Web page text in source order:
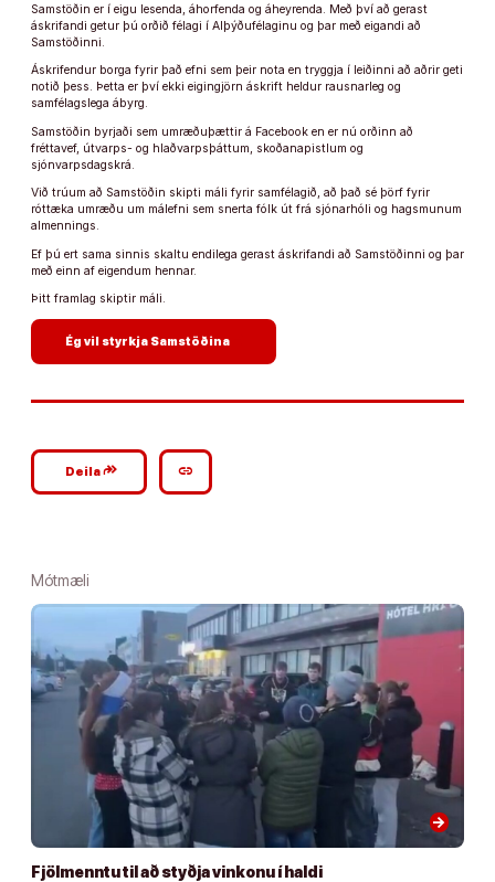
Samstöðin er í eigu lesenda, áhorfenda og áheyrenda. Með því að gerast
áskrifandi getur þú orðið félagi í Alþýðufélaginu og þar með eigandi að
Samstöðinni.
Áskrifendur borga fyrir það efni sem þeir nota en tryggja í leiðinni að aðrir geti
notið þess. Þetta er því ekki eigingjörn áskrift heldur rausnarleg og
samfélagslega ábyrg.
Samstöðin byrjaði sem umræðuþættir á Facebook en er nú orðinn að
fréttavef, útvarps- og hlaðvarpsþáttum, skoðanapistlum og
sjónvarpsdagskrá.
Við trúum að Samstöðin skipti máli fyrir samfélagið, að það sé þörf fyrir
róttæka umræðu um málefni sem snerta fólk út frá sjónarhóli og hagsmunum
almennings.
Ef þú ert sama sinnis skaltu endilega gerast áskrifandi að Samstöðinni og þar
með einn af eigendum hennar.
Þitt framlag skiptir máli.
Ég vil styrkja Samstöðina
Deilagoogle_plus_reshare link
Mótmæli
arrow_forward
Fjölmenntu til að styðja vinkonu í haldi